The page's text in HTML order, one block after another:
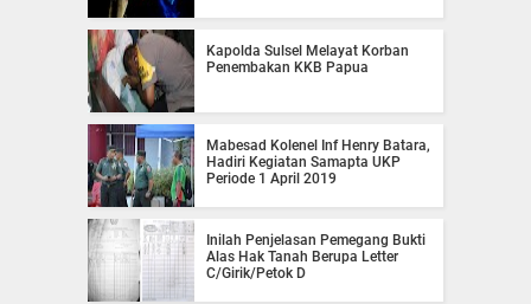
Kapolda Sulsel Melayat Korban
Penembakan KKB Papua
Mabesad Kolenel Inf Henry Batara,
Hadiri Kegiatan Samapta UKP
Periode 1 April 2019
Inilah Penjelasan Pemegang Bukti
Alas Hak Tanah Berupa Letter
C/Girik/Petok D